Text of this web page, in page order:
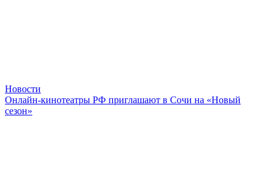
Новости
Онлайн-кинотеатры РФ приглашают в Сочи на «Новый
сезон»